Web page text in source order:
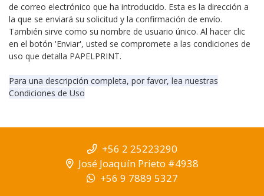
de correo electrónico que ha introducido. Esta es la dirección a
la que se enviará su solicitud y la confirmación de envío.
También sirve como su nombre de usuario único. Al hacer clic
en el botón 'Enviar', usted se compromete a las condiciones de
uso que detalla PAPELPRINT.
Para una descripción completa, por favor, lea nuestras
Condiciones de Uso
+56 2 25223290
José Joaquín Prieto #4938
+56 9 7889 5327